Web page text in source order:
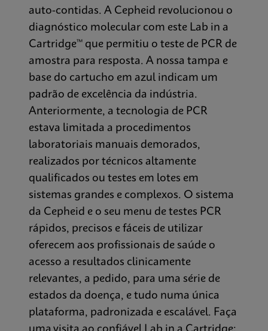
auto-contidas. A Cepheid revolucionou o
diagnóstico molecular com este Lab in a
Cartridge™ que permitiu o teste de PCR de
amostra para resposta. A nossa tampa e
base do cartucho em azul indicam um
padrão de excelência da indústria.
Anteriormente, a tecnologia de PCR
estava limitada a procedimentos
laboratoriais manuais demorados,
realizados por técnicos altamente
qualificados ou testes em lotes em
sistemas grandes e complexos. O sistema
da Cepheid e o seu menu de testes PCR
rápidos, precisos e fáceis de utilizar
oferecem aos profissionais de saúde o
acesso a resultados clinicamente
relevantes, a pedido, para uma série de
estados da doença, e tudo numa única
plataforma, padronizada e escalável. Faça